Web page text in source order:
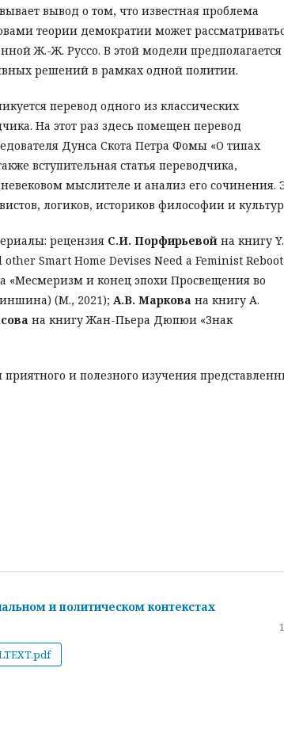
вывод о том, что известная проблема
теории демократии может
Ж.-Ж. Руссо. В этой модели предполагается
решений в рамках одной политии.
перевод одного из классических
На этот раз здесь помещен перевод
Дунса Скота Петра Фомы «О типах
вступительная статья переводчика,
мыслителе и анализ его сочинения.
логиков, историков философии и
рецензия С.И. Порфирьевой на книгу Y.
Smart Home Devises Need a Feminist
«Месмеризм и конец эпохи Просвещения во
(М., 2021); А.В. Маркова на книгу А.
на книгу Жан-Пьера Дюпюи «Знак
и полезного изучения
и политическом контекстах